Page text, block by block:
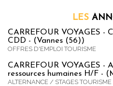
LES
CARREFOUR VOYAGES -
CDD - (Vannes (56))
OFFRES D'EMPLOI TOURISME
CARREFOUR VOYAGES -
ressources humaines H/F -
ALTERNANCE / STAGES TOURISME